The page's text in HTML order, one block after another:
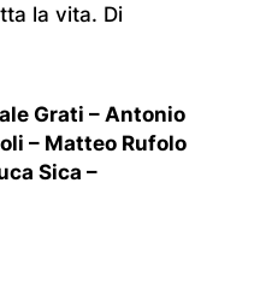
la vita. Di
Grati – Antonio
– Matteo Rufolo
Sica –